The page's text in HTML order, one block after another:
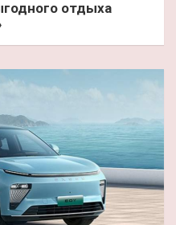
отдыха